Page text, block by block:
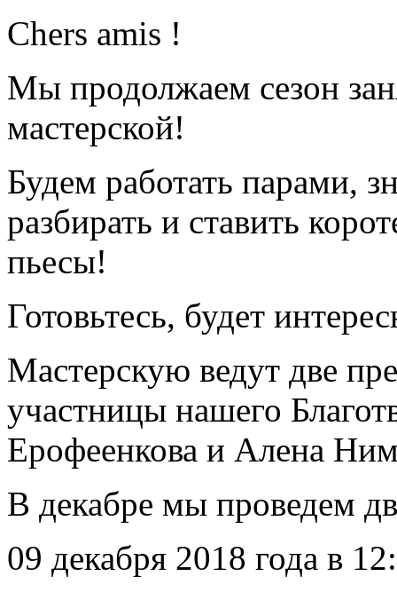
Chers amis !
Мы продолжаем сезон
мастерской!
Будем работать парами,
разбирать и ставить
пьесы!
Готовьтесь, будет
Мастерскую ведут две
участницы нашего
Ерофеенкова и Алена
В декабре мы проведем
09 декабря 2018 года в